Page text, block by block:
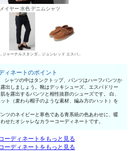
イヤー 水色 デニムシャツ
ナンバーナイン タンクトップ ジャーナルスタンダード レリューム チノパン・綿パン ジュンレッド エスパドリーユ
ィネートのポイント
シャツの中はタンクトップ、パンツはハーフパンツか
出しましょう。靴はデッキシューズ、エスパドリー
を露出するパンツと相性抜群のシューズです。 白、
ト（麦わら帽子のような素材、編み方のハット）を
ツのネイビーと寒色である青系統の色あわせに、暖
せたオシャレなカラーコーディネートです。
ーディネートをもっと見る
ーディネートをもっと見る